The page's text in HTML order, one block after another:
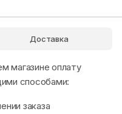
Доставка
магазине оплату
способами:
заказа